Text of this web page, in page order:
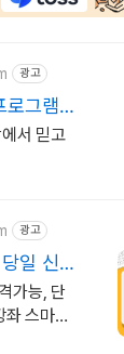
광고
로그램
서 믿고
광고
일 신
!가능, 단
스마트